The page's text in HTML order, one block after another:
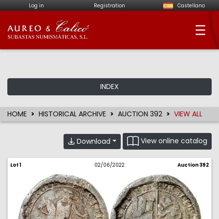
Log in Registration Castellano
Aureo & Calicó -
INDEX
HOME HISTORICAL ARCHIVE AUCTION 392 VIEW ALL
Download View online catalog
Lot 1 02/06/2022 Auction 392